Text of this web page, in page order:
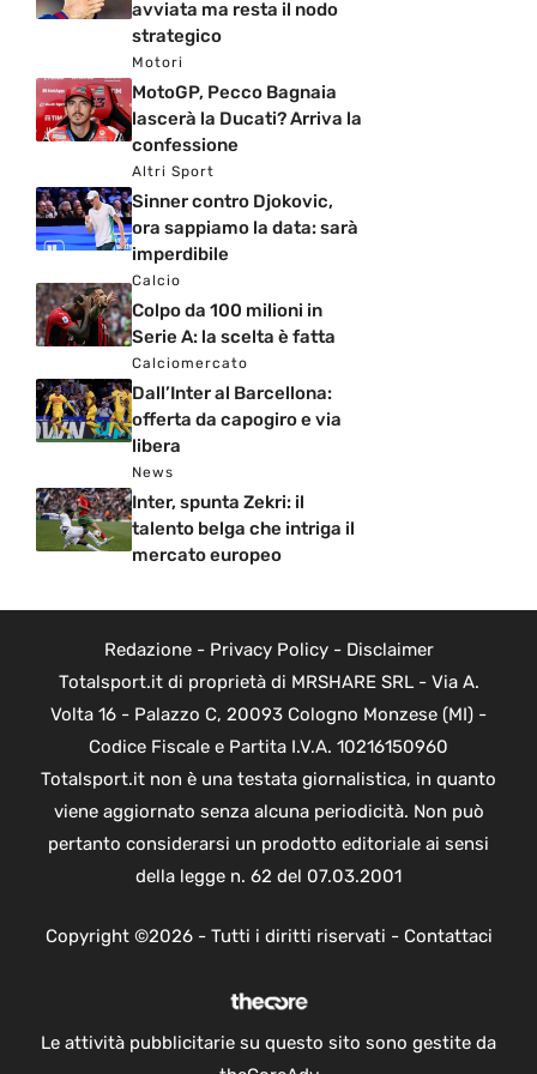
avviata ma resta il nodo
strategico
Motori
MotoGP, Pecco Bagnaia
lascerà la Ducati? Arriva la
confessione
Altri Sport
Sinner contro Djokovic,
ora sappiamo la data: sarà
imperdibile
Calcio
Colpo da 100 milioni in
Serie A: la scelta è fatta
Calciomercato
Dall’Inter al Barcellona:
offerta da capogiro e via
libera
News
Inter, spunta Zekri: il
talento belga che intriga il
mercato europeo
Redazione- Privacy Policy- Disclaimer
Totalsport.it di proprietà di MRSHARE SRL - Via A.
Volta 16 - Palazzo C, 20093 Cologno Monzese (MI) -
Codice Fiscale e Partita I.V.A. 10216150960
Totalsport.it non è una testata giornalistica, in quanto
viene aggiornato senza alcuna periodicità. Non può
pertanto considerarsi un prodotto editoriale ai sensi
della legge n. 62 del 07.03.2001
Copyright ©2026 - Tutti i diritti riservati - Contattaci
Le attività pubblicitarie su questo sito sono gestite da